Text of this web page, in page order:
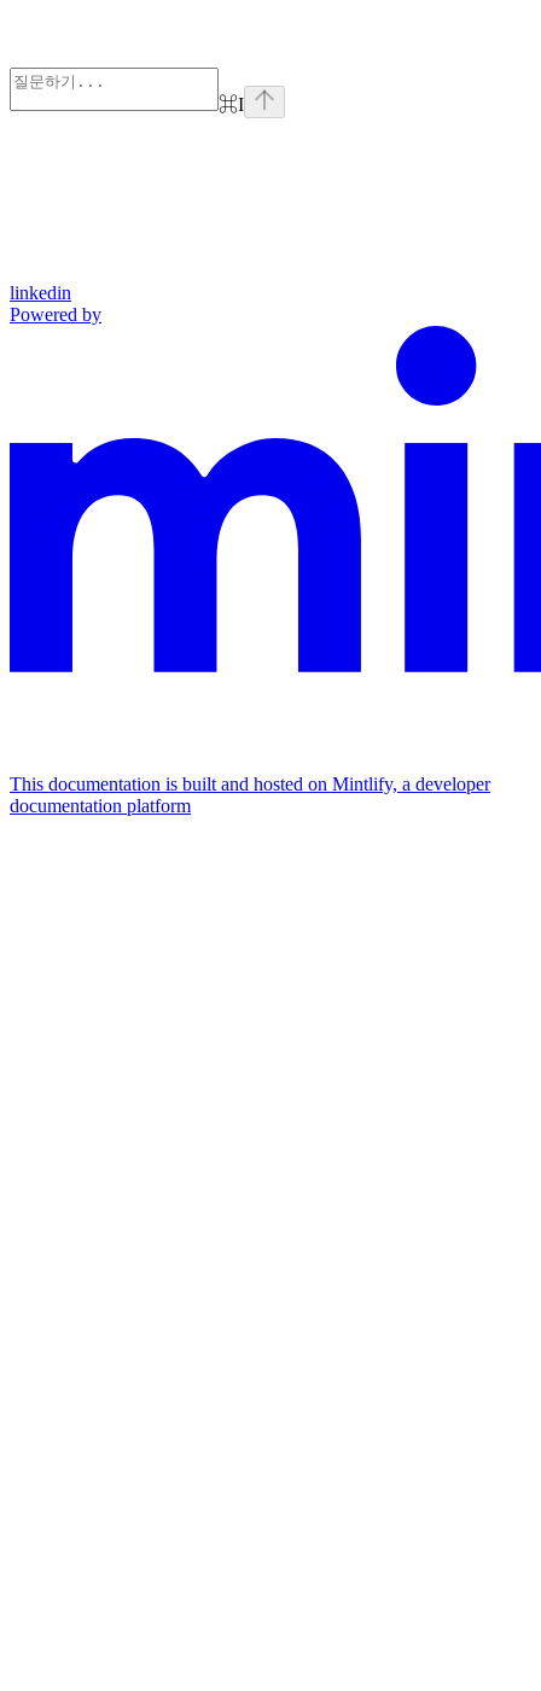
⌘I
linkedin
Powered by
This documentation is built and hosted on Mintlify, a developer
documentation platform